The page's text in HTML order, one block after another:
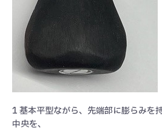
1 基本平型ながら、先端部に膨らみを
中央を、